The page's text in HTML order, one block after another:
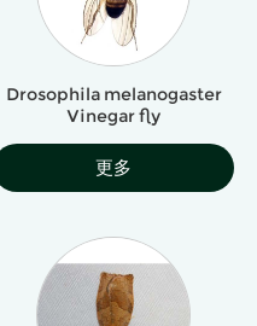
Drosophila melanogaster
Vinegar fly
更多